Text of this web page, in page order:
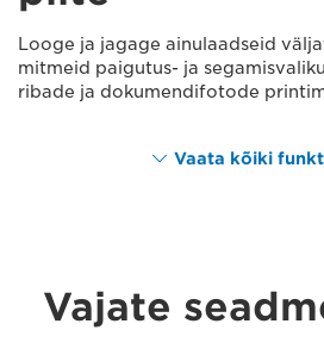
Looge ja jagage ainulaadseid
mitmeid paigutus- ja
ribade ja dokumendifotode
Vaata kõiki
Vajate